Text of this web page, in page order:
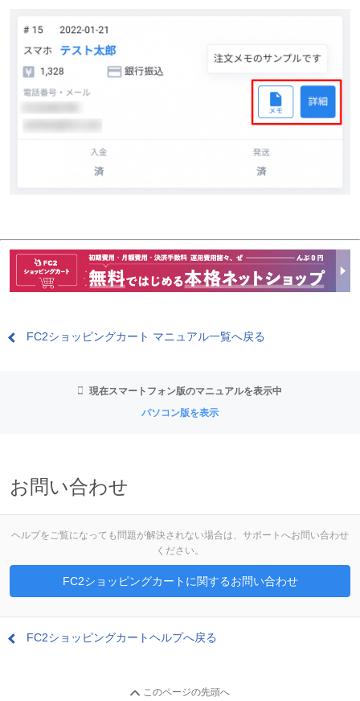
FC2ショッピングカート マニュアル一覧へ戻る
現在スマートフォン版のマニュアルを表示中
パソコン版を表示
お問い合わせ
ヘルプをご覧になっても問題が解決されない場合は、サポートへお問い合わせ
ください。
FC2ショッピングカートに関するお問い合わせ
FC2ショッピングカートヘルプへ戻る
このページの先頭へ